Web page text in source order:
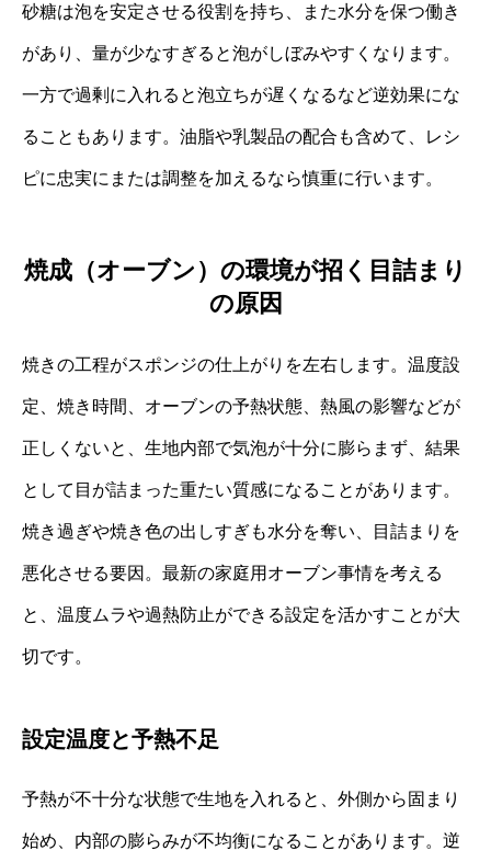
砂糖は泡を安定させる役割を持ち、また水分を保つ働き
があり、量が少なすぎると泡がしぼみやすくなります。
一方で過剰に入れると泡立ちが遅くなるなど逆効果にな
ることもあります。油脂や乳製品の配合も含めて、レシ
ピに忠実にまたは調整を加えるなら慎重に行います。
焼成（オーブン）の環境が招く目詰まり
の原因
焼きの工程がスポンジの仕上がりを左右します。温度設
定、焼き時間、オーブンの予熱状態、熱風の影響などが
正しくないと、生地内部で気泡が十分に膨らまず、結果
として目が詰まった重たい質感になることがあります。
焼き過ぎや焼き色の出しすぎも水分を奪い、目詰まりを
悪化させる要因。最新の家庭用オーブン事情を考える
と、温度ムラや過熱防止ができる設定を活かすことが大
切です。
設定温度と予熱不足
予熱が不十分な状態で生地を入れると、外側から固まり
始め、内部の膨らみが不均衡になることがあります。逆